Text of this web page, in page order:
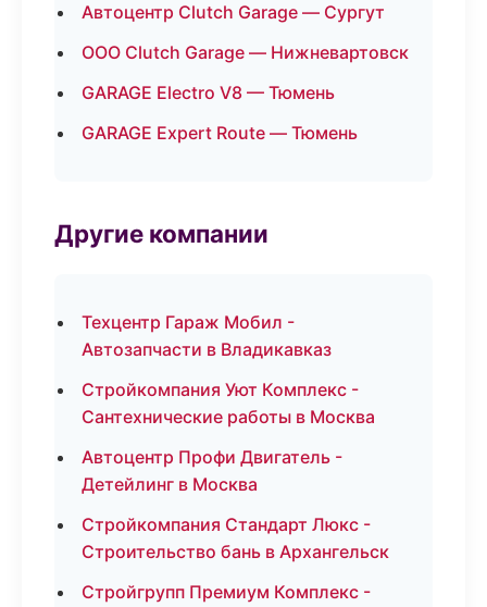
Автоцентр Clutch Garage — Сургут
ООО Clutch Garage — Нижневартовск
GARAGE Electro V8 — Тюмень
GARAGE Expert Route — Тюмень
Другие компании
Техцентр Гараж Мобил -
Автозапчасти в Владикавказ
Стройкомпания Уют Комплекс -
Сантехнические работы в Москва
Автоцентр Профи Двигатель -
Детейлинг в Москва
Стройкомпания Стандарт Люкс -
Строительство бань в Архангельск
Стройгрупп Премиум Комплекс -